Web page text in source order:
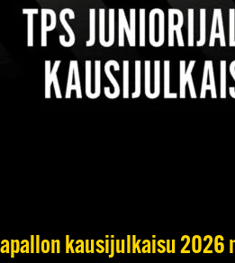
kausijulkaisu 2026